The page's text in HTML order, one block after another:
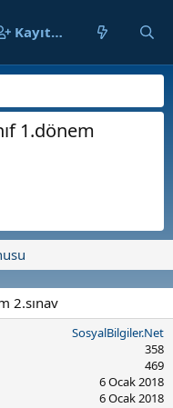
Kayıt ol
1.dönem
2.sınav
SosyalBilgiler.Net
358
469
6 Ocak 2018
6 Ocak 2018